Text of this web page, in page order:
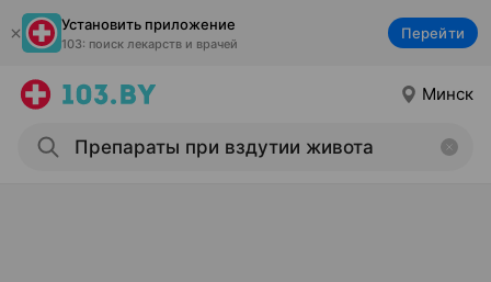
Установить приложение
103: поиск лекарств и врачей
Перейти
Минск